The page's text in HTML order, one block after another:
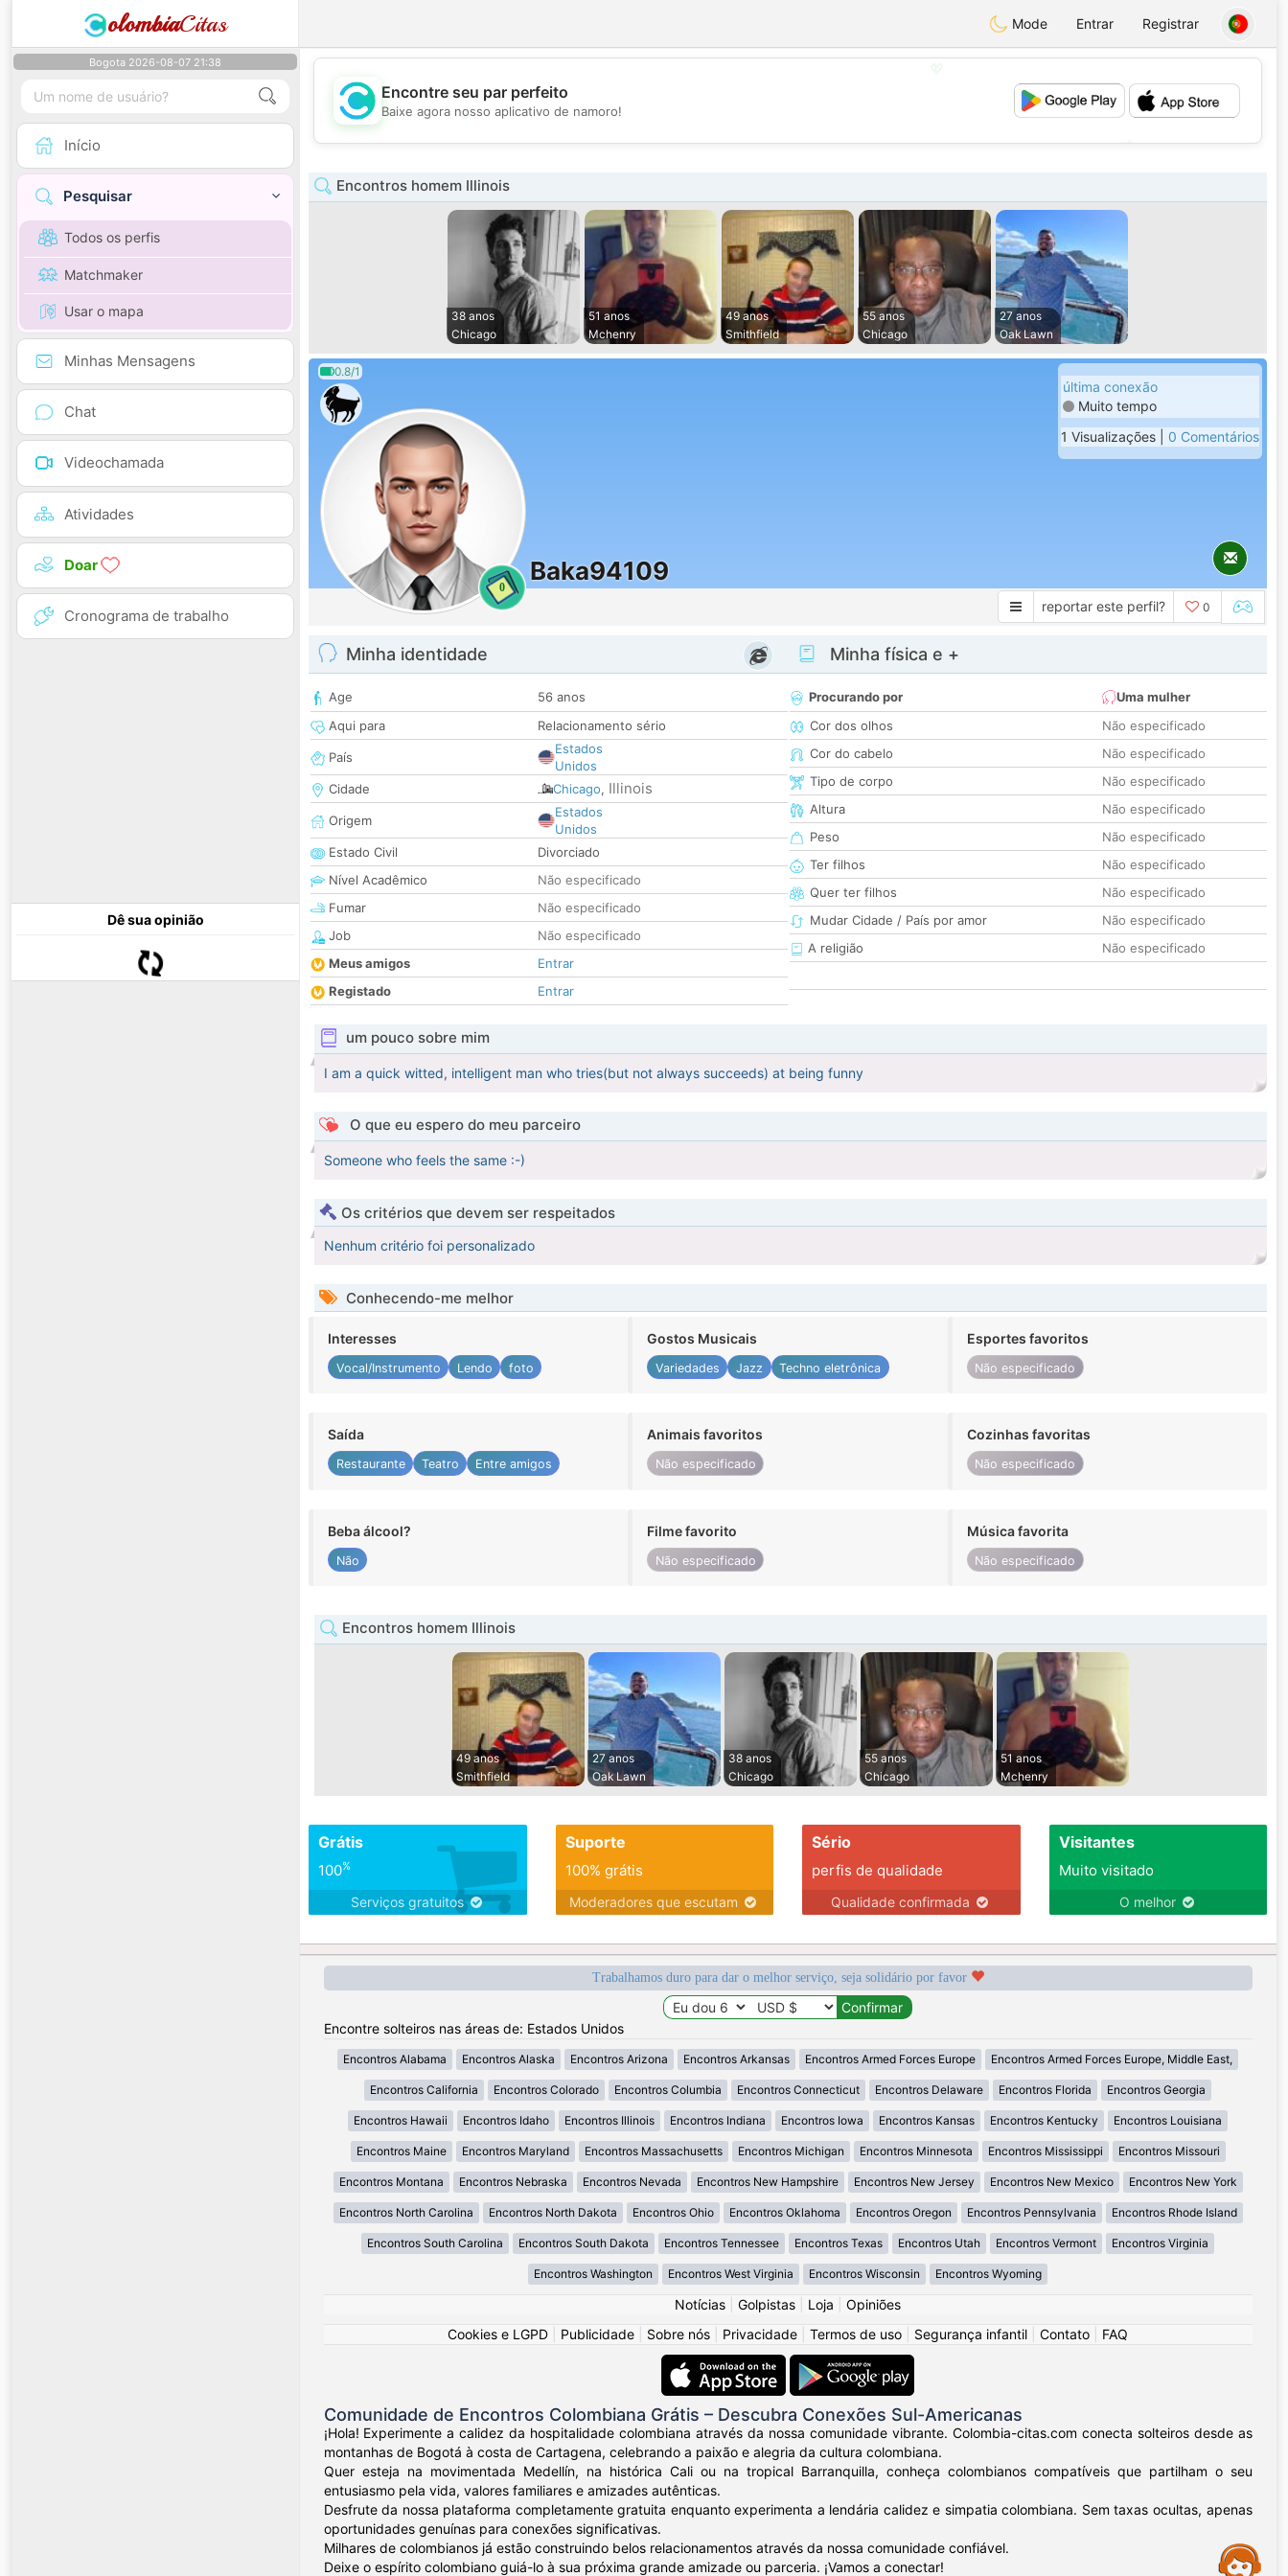
olombiaCitas Mode Entrar Registrar
Bogota 2026-08-07 21:38
Início
Pesquisar
Todos os perfis
Matchmaker
Usar o mapa
Minhas Mensagens
Chat
Videochamada
Atividades
Doar
Cronograma de trabalho
Dê sua opinião
💕
Encontre seu par perfeito
Baixe agora nosso aplicativo de namoro!
Encontros homem Illinois
38 anos
Chicago
51 anos
Mchenry
49 anos
Smithfield
55 anos
Chicago
27 anos
Oak Lawn
0.8/1
0
Baka94109
última conexão
Muito tempo
1 Visualizações | 0 Comentários
reportar este perfil? 0
Minha identidade
Age
56 anos
Aqui para
Relacionamento sério
País
Estados
Unidos
Cidade
Chicago, Illinois
Origem
Estados
Unidos
Estado Civil
Divorciado
Nível Acadêmico
Não especificado
Fumar
Não especificado
Job
Não especificado
Meus amigos
Entrar
Registado
Entrar
Minha física e +
Procurando por
Uma mulher
Cor dos olhos
Não especificado
Cor do cabelo
Não especificado
Tipo de corpo
Não especificado
Altura
Não especificado
Peso
Não especificado
Ter filhos
Não especificado
Quer ter filhos
Não especificado
Mudar Cidade / País por amor
Não especificado
A religião
Não especificado
um pouco sobre mim
I am a quick witted, intelligent man who tries(but not always succeeds) at being funny
O que eu espero do meu parceiro
Someone who feels the same :-)
Os critérios que devem ser respeitados
Nenhum critério foi personalizado
Conhecendo-me melhor
Interesses
Vocal/Instrumento Lendo foto
Gostos Musicais
Variedades Jazz Techno eletrônica
Esportes favoritos
Não especificado
Saída
Restaurante Teatro Entre amigos
Animais favoritos
Não especificado
Cozinhas favoritas
Não especificado
Beba álcool?
Não
Filme favorito
Não especificado
Música favorita
Não especificado
Encontros homem Illinois
49 anos
Smithfield
27 anos
Oak Lawn
38 anos
Chicago
55 anos
Chicago
51 anos
Mchenry
Grátis
100%
Serviços gratuitos
Suporte
100% grátis
Moderadores que escutam
Sério
perfis de qualidade
Qualidade confirmada
Visitantes
Muito visitado
O melhor
Trabalhamos duro para dar o melhor serviço, seja solidário por favor
Encontre solteiros nas áreas de: Estados Unidos
Encontros Alabama Encontros Alaska Encontros Arizona Encontros Arkansas Encontros Armed Forces Europe Encontros Armed Forces Europe, Middle East,
Encontros California Encontros Colorado Encontros Columbia Encontros Connecticut Encontros Delaware Encontros Florida Encontros Georgia
Encontros Hawaii Encontros Idaho Encontros Illinois Encontros Indiana Encontros Iowa Encontros Kansas Encontros Kentucky Encontros Louisiana
Encontros Maine Encontros Maryland Encontros Massachusetts Encontros Michigan Encontros Minnesota Encontros Mississippi Encontros Missouri
Encontros Montana Encontros Nebraska Encontros Nevada Encontros New Hampshire Encontros New Jersey Encontros New Mexico Encontros New York
Encontros North Carolina Encontros North Dakota Encontros Ohio Encontros Oklahoma Encontros Oregon Encontros Pennsylvania Encontros Rhode Island
Encontros South Carolina Encontros South Dakota Encontros Tennessee Encontros Texas Encontros Utah Encontros Vermont Encontros Virginia
Encontros Washington Encontros West Virginia Encontros Wisconsin Encontros Wyoming
Notícias Golpistas Loja
Opiniões
Cookies e LGPD
Publicidade Sobre nós Privacidade Termos de uso Segurança infantil Contato FAQ
Comunidade de Encontros Colombiana Grátis – Descubra Conexões Sul-Americanas
¡Hola! Experimente a calidez da hospitalidade colombiana através da nossa comunidade vibrante. Colombia-citas.com conecta solteiros desde as
montanhas de Bogotá à costa de Cartagena, celebrando a paixão e alegria da cultura colombiana.
Quer esteja na movimentada Medellín, na histórica Cali ou na tropical Barranquilla, conheça colombianos compatíveis que partilham o seu
entusiasmo pela vida, valores familiares e amizades autênticas.
Desfrute da nossa plataforma completamente gratuita enquanto experimenta a lendária calidez e simpatia colombiana. Sem taxas ocultas, apenas
oportunidades genuínas para conexões significativas.
Milhares de colombianos já estão construindo belos relacionamentos através da nossa comunidade confiável.
Deixe o espírito colombiano guiá-lo à sua próxima grande amizade ou parceria. ¡Vamos a conectar!
Assistance